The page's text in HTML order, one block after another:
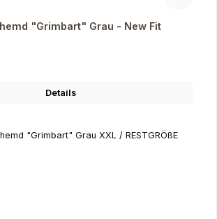
"Grimbart" Grau - New Fit
Details